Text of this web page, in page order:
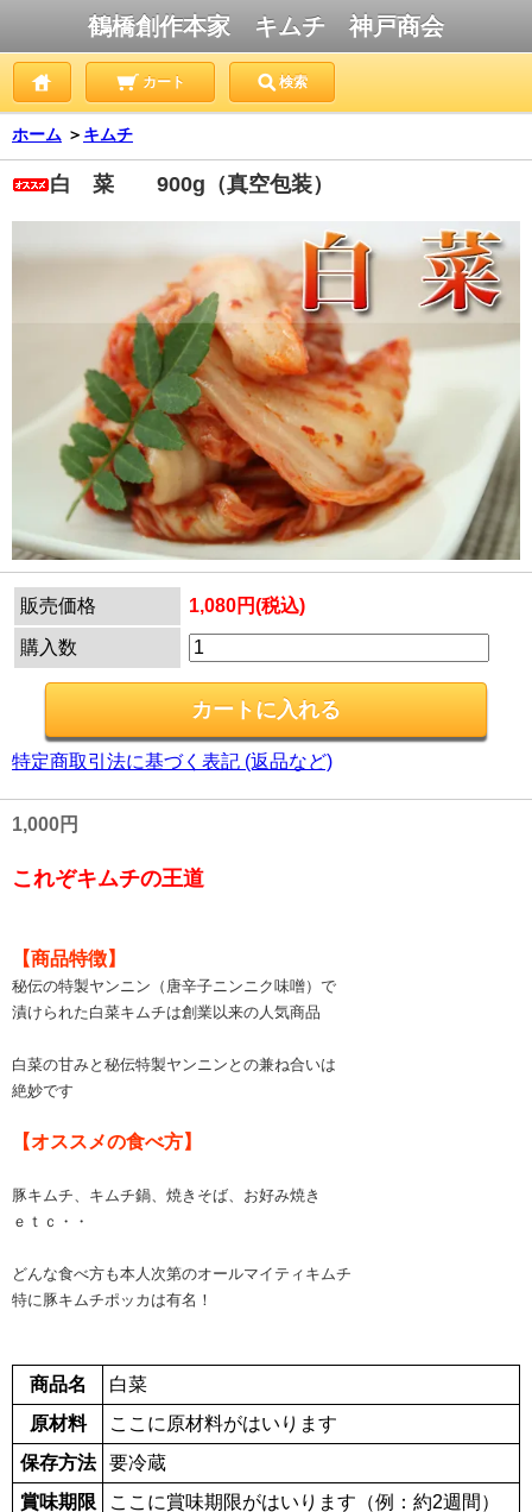
鶴橋創作本家 キムチ 神戸商会
カート 検索
ホーム ＞ キムチ
白 菜 900g（真空包装）
販売価格 1,080円(税込)
購入数
特定商取引法に基づく表記 (返品など)
1,000円
これぞキムチの王道
【商品特徴】
秘伝の特製ヤンニン（唐辛子ニンニク味噌）で
漬けられた白菜キムチは創業以来の人気商品
白菜の甘みと秘伝特製ヤンニンとの兼ね合いは
絶妙です
【オススメの食べ方】
豚キムチ、キムチ鍋、焼きそば、お好み焼き
ｅｔｃ・・
どんな食べ方も本人次第のオールマイティキムチ
特に豚キムチポッカは有名！
商品名
白菜
原材料
ここに原材料がはいります
保存方法
要冷蔵
賞味期限
ここに賞味期限がはいります（例：約2週間）